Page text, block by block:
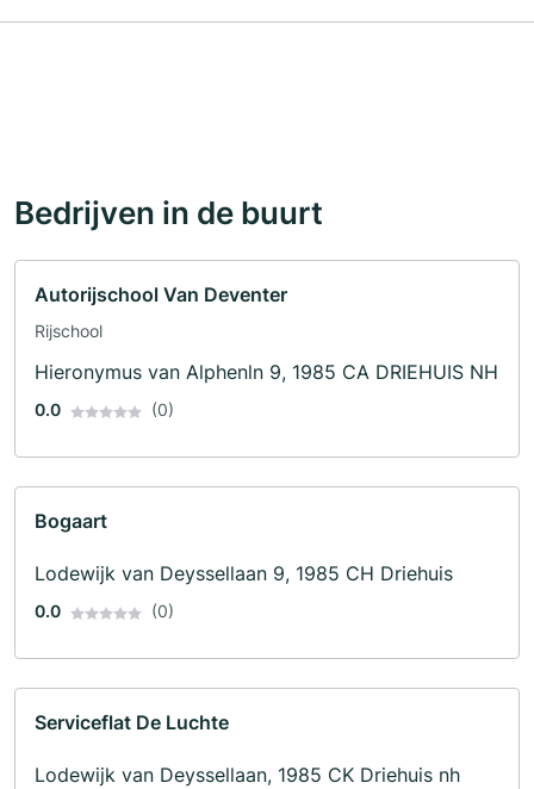
Bedrijven in de buurt
Autorijschool Van Deventer
Rijschool
Hieronymus van Alphenln 9, 1985 CA DRIEHUIS NH
0.0 (0)
Bogaart
Lodewijk van Deyssellaan 9, 1985 CH Driehuis
0.0 (0)
Serviceflat De Luchte
Lodewijk van Deyssellaan, 1985 CK Driehuis nh